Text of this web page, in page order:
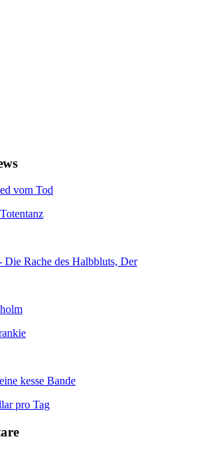
vom Tod
Die Rache des Halbbluts, Der
kesse Bande
pro Tag